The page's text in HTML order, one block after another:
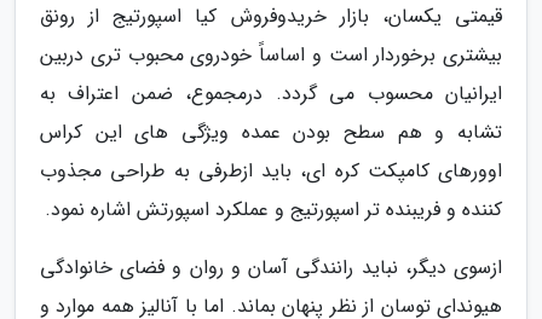
قیمتی یکسان، بازار خریدوفروش کیا اسپورتیج از رونق
بیشتری برخوردار است و اساساً خودروی محبوب تری دربین
ایرانیان محسوب می گردد. درمجموع، ضمن اعتراف به
تشابه و هم سطح بودن عمده ویژگی های این کراس
اوورهای کامپکت کره ای، باید ازطرفی به طراحی مجذوب
کننده و فریبنده تر اسپورتیج و عملکرد اسپورتش اشاره نمود.
ازسوی دیگر، نباید رانندگی آسان و روان و فضای خانوادگی
هیوندای توسان از نظر پنهان بماند. اما با آنالیز همه موارد و